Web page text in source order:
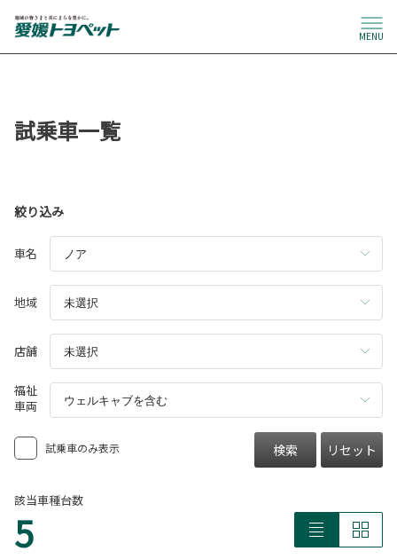
MENU
試乗車一覧
絞り込み
車名
地域
店舗
福祉
車両
試乗車のみ表示 検索 リセット
該当車種台数
5